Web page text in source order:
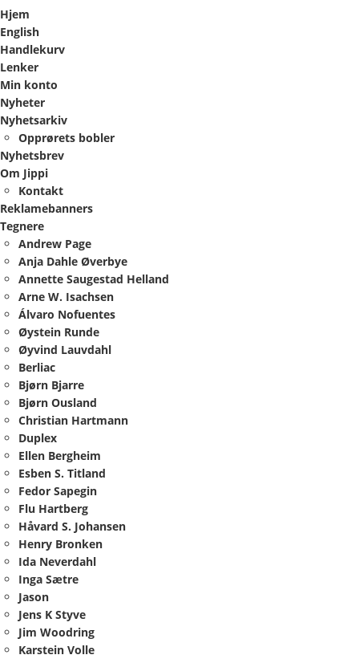
Hjem
English
Handlekurv
Lenker
Min konto
Nyheter
Nyhetsarkiv
Opprørets bobler
Nyhetsbrev
Om Jippi
Kontakt
Reklamebanners
Tegnere
Andrew Page
Anja Dahle Øverbye
Annette Saugestad Helland
Arne W. Isachsen
Álvaro Nofuentes
Øystein Runde
Øyvind Lauvdahl
Berliac
Bjørn Bjarre
Bjørn Ousland
Christian Hartmann
Duplex
Ellen Bergheim
Esben S. Titland
Fedor Sapegin
Flu Hartberg
Håvard S. Johansen
Henry Bronken
Ida Neverdahl
Inga Sætre
Jason
Jens K Styve
Jim Woodring
Karstein Volle